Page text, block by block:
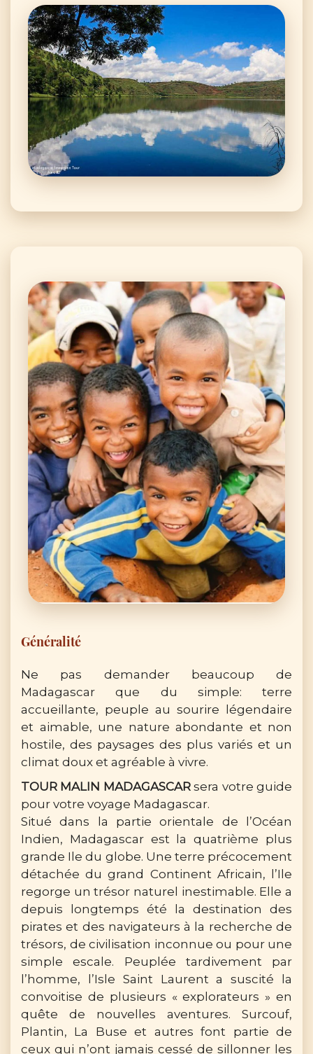
Généralité
Ne pas demander beaucoup de
Madagascar que du simple: terre
accueillante, peuple au sourire légendaire
et aimable, une nature abondante et non
hostile, des paysages des plus variés et un
climat doux et agréable à vivre.
TOUR MALIN MADAGASCARsera votre guide
pour votre voyage Madagascar.
Situé dans la partie orientale de l’Océan
Indien, Madagascar est la quatrième plus
grande Ile du globe. Une terre précocement
détachée du grand Continent Africain, l’Ile
regorge un trésor naturel inestimable. Elle a
depuis longtemps été la destination des
pirates et des navigateurs à la recherche de
trésors, de civilisation inconnue ou pour une
simple escale. Peuplée tardivement par
l’homme, l’Isle Saint Laurent a suscité la
convoitise de plusieurs « explorateurs » en
quête de nouvelles aventures. Surcouf,
Plantin, La Buse et autres font partie de
ceux qui n’ont jamais cessé de sillonner les